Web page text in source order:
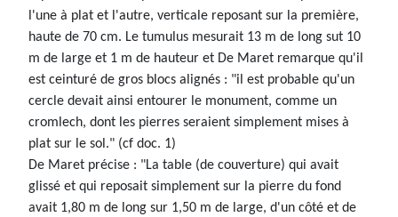
l'une à plat et l'autre, verticale reposant sur la première,
haute de 70 cm. Le tumulus mesurait 13 m de long sut 10
m de large et 1 m de hauteur et De Maret remarque qu'il
est ceinturé de gros blocs alignés : "il est probable qu'un
cercle devait ainsi entourer le monument, comme un
cromlech, dont les pierres seraient simplement mises à
plat sur le sol." (cf doc. 1)
De Maret précise : "La table (de couverture) qui avait
glissé et qui reposait simplement sur la pierre du fond
avait 1,80 m de long sur 1,50 m de large, d'un côté et de